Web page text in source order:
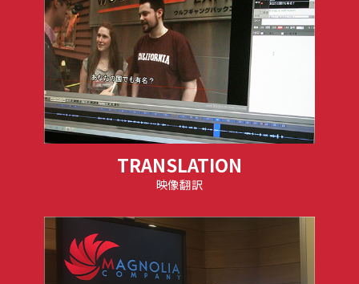
TRANSLATION
映像翻訳